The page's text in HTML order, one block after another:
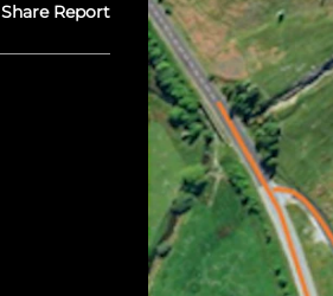
Share Report